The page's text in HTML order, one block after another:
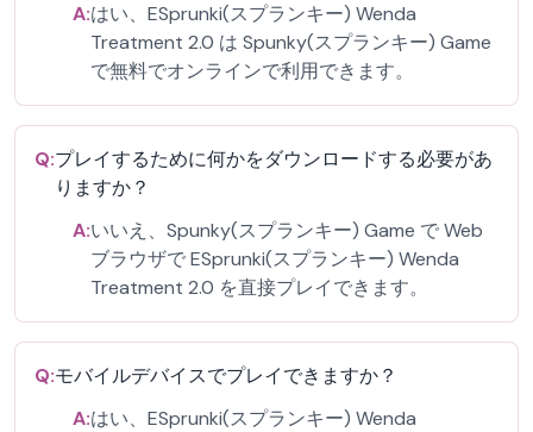
A:はい、ESprunki(スプランキー) Wenda
Treatment 2.0 は Spunky(スプランキー) Game
で無料でオンラインで利用できます。
Q:プレイするために何かをダウンロードする必要があ
りますか？
A:いいえ、Spunky(スプランキー) Game で Web
ブラウザで ESprunki(スプランキー) Wenda
Treatment 2.0 を直接プレイできます。
Q:モバイルデバイスでプレイできますか？
A:はい、ESprunki(スプランキー) Wenda